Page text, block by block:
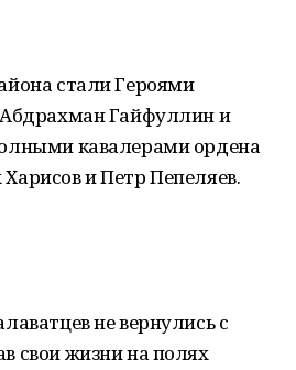
стали Героями
Абдрахман Гайфуллин и
кавалерами ордена
и Петр Пепеляев.
не вернулись с
свои жизни на полях